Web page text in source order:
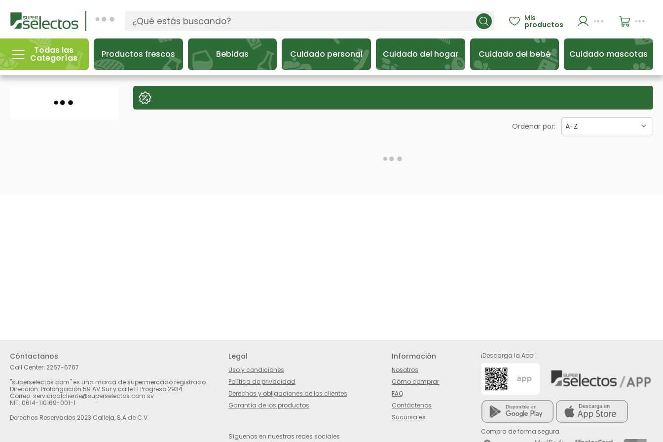
 Mis
productos
Todas las
Categorías Productos frescos Bebidas Cuidado personal Cuidado del hogar Cuidado del bebé Cuidado mascotas
Ordenar por: A-Z
Cóntactanos
Call Center: 2267-6767
"superselectos.com" es una marca de supermercado registrado.
Dirección: Prolongación 59 AV Sur y calle El Progreso 2934.
Correo: servicioalcliente@superselectos.com.sv
NIT: 0614-110169-001-1
Derechos Reservados 2023 Calleja, S.A de C.V.
Legal
Uso y condiciones
Política de privacidad
Derechos y obligaciones de los clientes
Garantía de los productos
Información
Nosotros
Cómo comprar
FAQ
Contáctenos
Sucursales
Síguenos en nuestras redes sociales
¡Descarga la App!
Compra de forma segura